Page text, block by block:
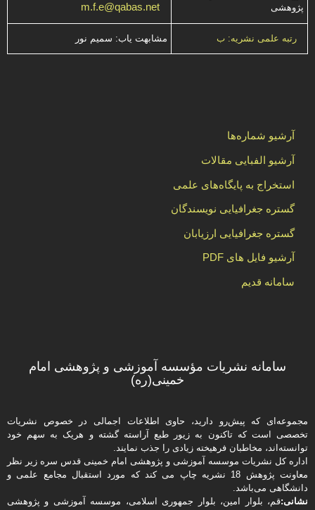
پژوهشی
m.f.e@qabas.net
رتبه علمی نشریه: ب مشابهت ياب: سميم نور
آرشیو شماره‌ها
آرشیو الفبایی مقالات
استخراج به پایگاه‌های علمی
گستره جغرافیایی نویسندگان
گستره جغرافیایی ارزیابان
آرشیو فایل های PDF
سامانه قدیم
سامانه نشریات مؤسسه آموزشی و پژوهشی امام
خمینی(ره)
مجموعه‌ای که پیش‌رو دارید،‌ حاوی اطلاعات اجمالی در خصوص نشریات
تخصصی است که تاکنون به زیور طبع آراسته گشته و هریک به سهم خود
توانسته‌اند، مخاطبان فرهیخته‌ زیادی را جذب نمایند.
اداره كل نشریات موسسه آموزشی و پژوهشی امام خمینی قدس سره زیر نظر
معاونت پژوهش 18 نشریه چاپ می کند که مورد استقبال مجامع علمی و
دانشگاهی می‌باشد.
نشانی:قم، بلوار امین، بلوار جمهوری اسلامی، موسسه آموزشی و پژوهشی